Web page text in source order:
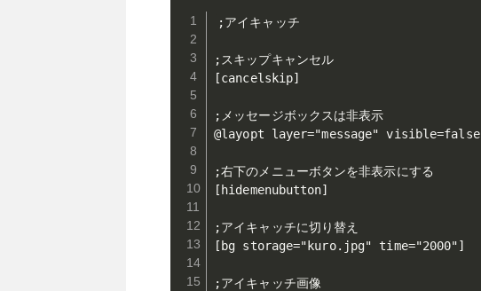
;アイキャッチ
;スキップキャンセル
[cancelskip]
;メッセージボックスは非表示
@layopt layer="message" visible=false
;右下のメニューボタンを非表示にする
[hidemenubutton]
;アイキャッチに切り替え
[bg storage="kuro.jpg" time="2000"]
;アイキャッチ画像